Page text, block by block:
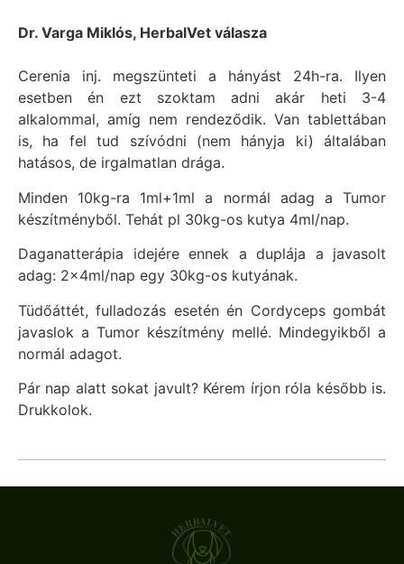
Dr. Varga Miklós, HerbalVet válasza
Cerenia inj. megszünteti a hányást 24h-ra. Ilyen
esetben én ezt szoktam adni akár heti 3-4
alkalommal, amíg nem rendeződik. Van tablettában
is, ha fel tud szívódni (nem hányja ki) általában
hatásos, de irgalmatlan drága.
Minden 10kg-ra 1ml+1ml a normál adag a Tumor
készítményből. Tehát pl 30kg-os kutya 4ml/nap.
Daganatterápia idejére ennek a duplája a javasolt
adag: 2x4ml/nap egy 30kg-os kutyának.
Tüdőáttét, fulladozás esetén én Cordyceps gombát
javaslok a Tumor készítmény mellé. Mindegyikből a
normál adagot.
Pár nap alatt sokat javult? Kérem írjon róla később is.
Drukkolok.